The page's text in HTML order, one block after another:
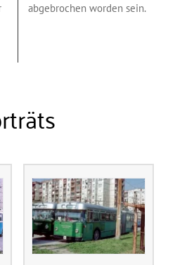
abgebrochen worden sein.